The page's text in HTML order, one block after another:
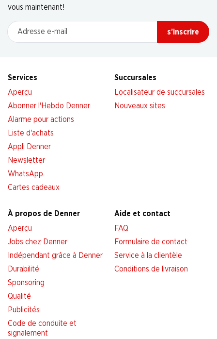
vous maintenant!
Adresse e-mail
s’inscrire
Services
Aperçu
Abonner l'Hebdo Denner
Alarme pour actions
Liste d'achats
Appli Denner
Newsletter
WhatsApp
Cartes cadeaux
Succursales
Localisateur de succursales
Nouveaux sites
À propos de Denner
Aperçu
Jobs chez Denner
Indépendant grâce à Denner
Durabilité
Sponsoring
Qualité
Publicités
Code de conduite et
signalement
Aide et contact
FAQ
Formulaire de contact
Service à la clientèle
Conditions de livraison